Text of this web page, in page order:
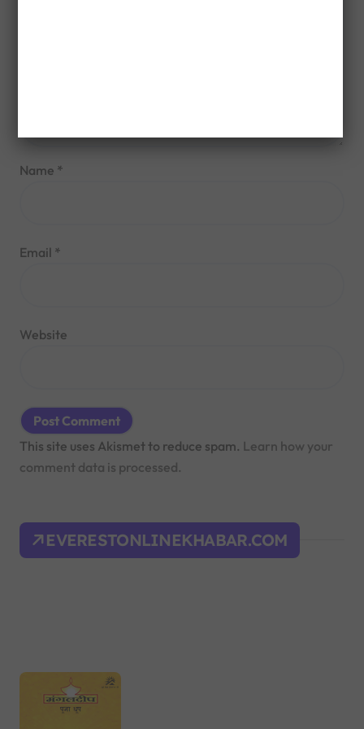
Name *
Email *
Website
This site uses Akismet to reduce spam. Learn how your
comment data is processed.
EVERESTONLINEKHABAR.COM